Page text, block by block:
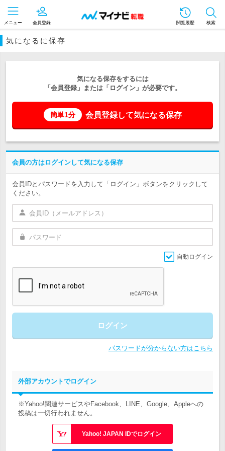
メニュー 会員登録 閲覧履歴 検索
気になるに保存
気になる保存をするには
「会員登録」または「ログイン」が必要です。
簡単1分 会員登録して気になる保存
会員の方はログインして気になる保存
会員IDとパスワードを入力して「ログイン」ボタンをクリックして
ください。
自動ログイン
ログイン
パスワードが分からない方はこちら
外部アカウントでログイン
※Yahoo!関連サービスやFacebook、LINE、Google、Appleへの
投稿は一切行われません。
Yahoo! JAPAN IDでログイン